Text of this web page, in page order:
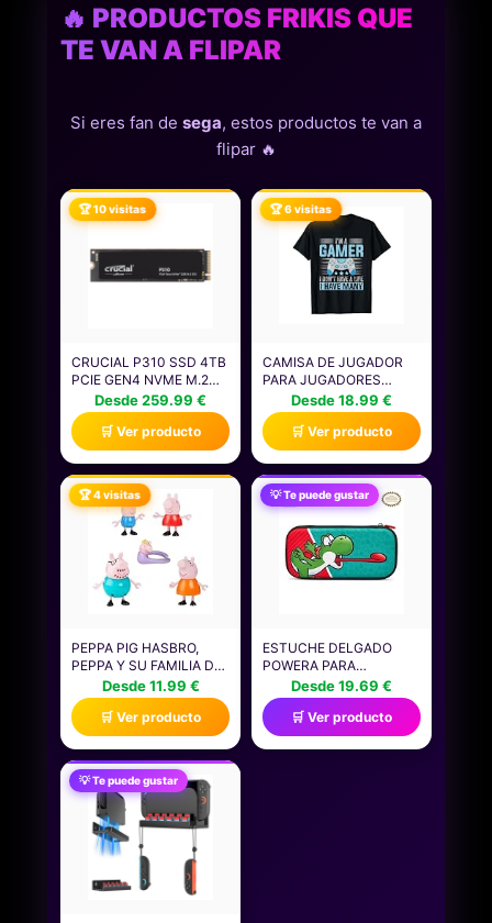
🔥 PRODUCTOS FRIKIS QUE
TE VAN A FLIPAR
Si eres fan de sega, estos productos te van a
flipar 🔥
🏆 10 visitas
CRUCIAL P310 SSD 4TB
PCIE GEN4 NVME M.2
2280, DISCO INTERNO,
HASTA 7.100 MB/S,
COMPATIBLE CON
ORDENADOR PORTÁTIL
Y DE SOBREMESA &
CONSOLAS DE JUEGOS
PORTÁTILES -
CT4000P310SSD801
Desde 259.99 €
🛒 Ver producto
🏆 6 visitas
CAMISA DE JUGADOR
PARA JUGADORES
NIÑOS HOMBRES
VIDEOJUEGOS JUEGOS
CAMISETA
Desde 18.99 €
🛒 Ver producto
🏆 4 visitas
PEPPA PIG HASBRO,
PEPPA Y SU FAMILIA DE
CINCO, MUÑECOS PARA
NIÑAS Y NIÑOS
PEQUEÑOS, 5 FIGURAS
DE PERSONAJES DE LA
SERIE, ACCESORIOS
PARA CASA DE
MUÑECAS, COLOR
ROSA, REGALO DE
JUEGOS
Desde 11.99 €
🛒 Ver producto
💡 Te puede gustar
ESTUCHE DELGADO
POWERA PARA
NINTENDO SWITCH O
NINTENDO SWITCH LITE
- MARIO: GO YOSHI,
CARCASA
PROTECTORA, FUNDA
Desde 19.69 €
🛒 Ver producto
💡 Te puede gustar